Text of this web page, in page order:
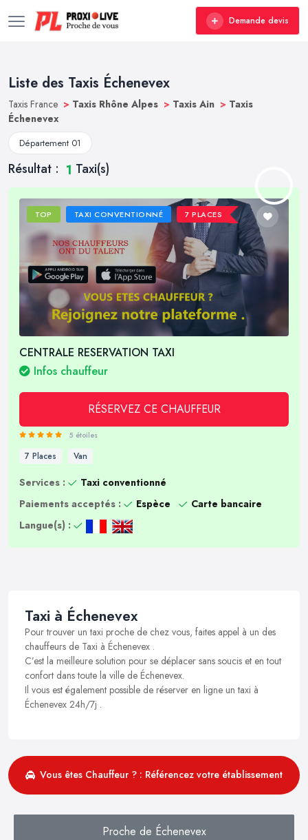
Demande devis
Liste des Taxis Échenevex
Taxis France > Taxis Rhône Alpes > Taxis Ain > Taxis
Échenevex
Département 01
Résultat : 1 Taxi(s)
TOP TAXI CONVENTIONNÉ 7 PLACES
CENTRALE RESERVATION TAXI
Infos chauffeur
RÉSERVEZ CE CHAUFFEUR
5 étoiles
7 Places Van
Services :
Taxi conventionné
Paiements acceptés :
Espèce
Carte bancaire
Langue(s) :
Taxi à Échenevex
Pour trouver un taxi proche de chez vous, faites appel à un des
chauffeurs de Taxi à Échenevex .
C’est la meilleure solution pour se déplacer sans soucis et en tout
confort dans toute la ville de Échenevex.
Il vous est également possible de réserver en ligne un taxi à
Échenevex 24h/7j .
Vous êtes Chauffeur ? : Référencez votre établissement
Proche de Échenevex